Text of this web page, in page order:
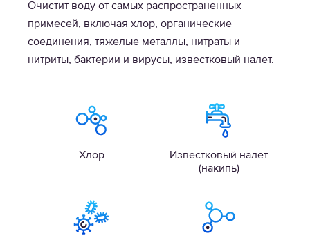
Очистит воду от самых распространенных
примесей, включая хлор, органические
соединения, тяжелые металлы, нитраты и
нитриты, бактерии и вирусы, известковый налет.
Хлор
Известковый налет
(накипь)